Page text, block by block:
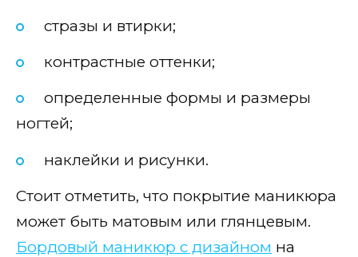
стразы и втирки;
контрастные оттенки;
определенные формы и размеры
ногтей;
наклейки и рисунки.
Стоит отметить, что покрытие маникюра
может быть матовым или глянцевым.
Бордовый маникюр с дизайном на